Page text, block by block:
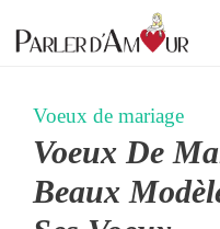
au
Voeux de mariage
Voeux De
Beaux